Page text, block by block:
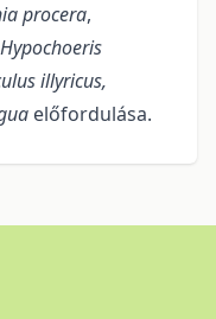
procera,
Hypochoeris
illyricus,
előfordulása.